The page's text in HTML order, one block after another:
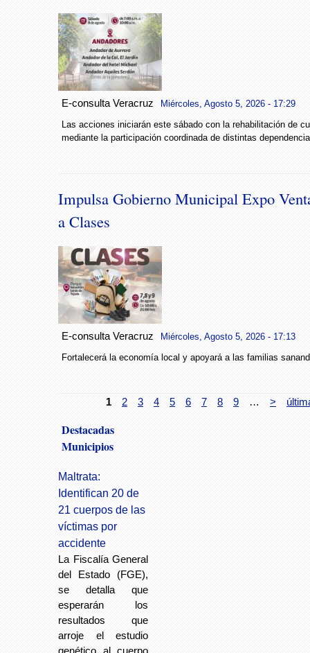
E-consulta Veracruz Miércoles, Agosto 5, 2026 - 17:29
Las acciones iniciarán este sábado con la rehabilitación de
mediante la participación coordinada de distintas
Impulsa Gobierno Municipal Expo
a Clases
E-consulta Veracruz Miércoles, Agosto 5, 2026 - 17:13
Fortalecerá la economía local y apoyará a las familias
1 2 3 4 5 6 7 8 9 >
Destacadas
Municipios
Maltrata:
Identifican 20 de
21 cuerpos de las
víctimas por
accidente
La Fiscalía General
del Estado (FGE),
se detalla que
esperarán los
resultados que
arroje el estudio